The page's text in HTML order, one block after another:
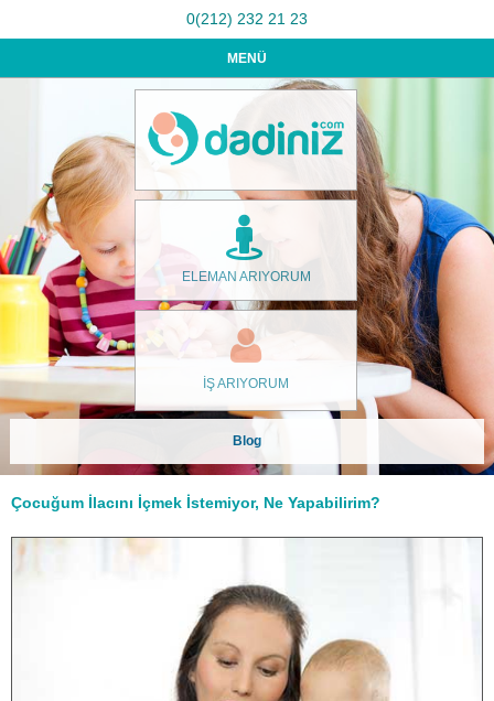
0(212) 232 21 23
MENÜ
ELEMAN ARIYORUM
İŞ ARIYORUM
Blog
Çocuğum İlacını İçmek İstemiyor, Ne Yapabilirim?